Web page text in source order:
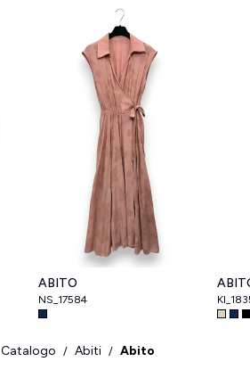
ABITO
NS_17584
Catalogo / Abiti / Abito